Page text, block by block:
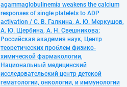
agammaglobulinemia weakens the calcium
responses of single platelets to ADP
activation / С. В. Галкина, А. Ю. Меркушов,
А. Ю. Щербина, А. Н. Свешникова;
Российская академия наук, Центр
теоретических проблем физико-
химической фармакологии,
Национальный медицинский
исследовательский центр детской
гематологии, онкологии, и иммунологии